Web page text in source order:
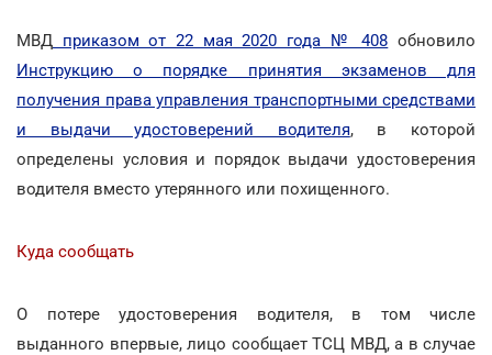
МВД приказом от 22 мая 2020 года № 408 обновило
Инструкцию о порядке принятия экзаменов для
получения права управления транспортными средствами
и выдачи удостоверений водителя, в которой
определены условия и порядок выдачи удостоверения
водителя вместо утерянного или похищенного.
Куда сообщать
О потере удостоверения водителя, в том числе
выданного впервые, лицо сообщает ТСЦ МВД, а в случае